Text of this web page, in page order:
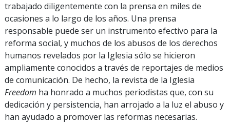
trabajado diligentemente con la prensa en miles de
ocasiones a lo largo de los años. Una prensa
responsable puede ser un instrumento efectivo para la
reforma social, y muchos de los abusos de los derechos
humanos revelados por la Iglesia sólo se hicieron
ampliamente conocidos a través de reportajes de medios
de comunicación. De hecho, la revista de la Iglesia
Freedom ha honrado a muchos periodistas que, con su
dedicación y persistencia, han arrojado a la luz el abuso y
han ayudado a promover las reformas necesarias.